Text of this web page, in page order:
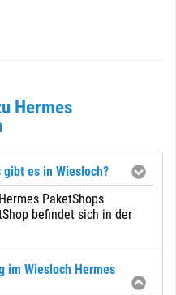
Hermes
es in Wiesloch?
PaketShops
befindet sich in der
im Wiesloch Hermes